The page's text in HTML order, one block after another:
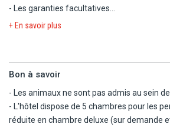
- Heures d'ouverture 9h - coucher du soleil
Les garanties annulation, bagages, retard
- Les garanties facultatives
- Les autres repas et les boissons
+ En savoir plus
Bon à savoir
- Les animaux ne sont pas admis au sein de
- L'hôtel dispose de 5 chambres pour les
réduite en chambre deluxe (sur demande